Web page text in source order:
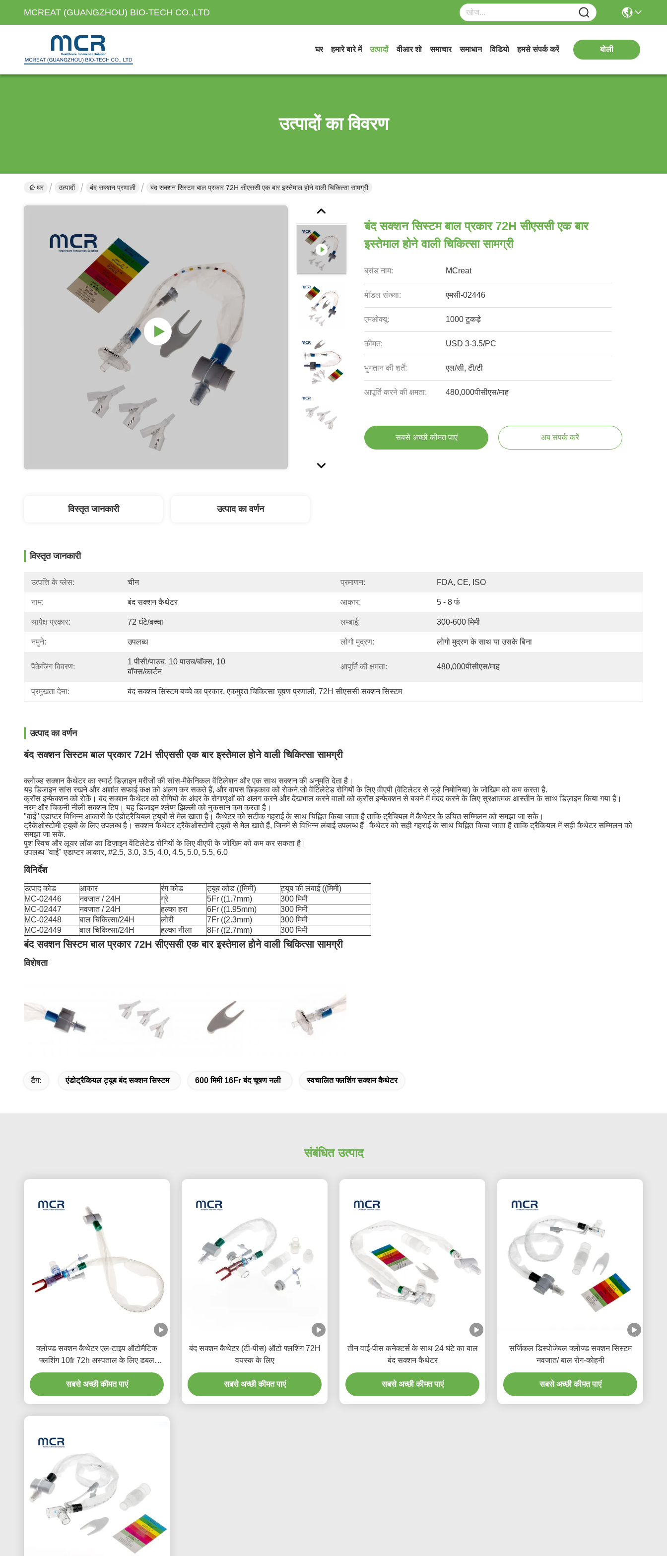
MCREAT (GUANGZHOU) BIO-TECH CO.,LTD
घर हमारे बारे में उत्पादों वीआर शो समाचार समाधान विडियो हमसे संपर्क करें बोली
उत्पादों का विवरण
घर उत्पादों बंद सक्शन प्रणाली बंद सक्शन सिस्टम बाल प्रकार 72H सीएससी एक बार इस्तेमाल होने वाली चिकित्सा सामग्री
बंद सक्शन सिस्टम बाल प्रकार 72H सीएससी एक बार
इस्तेमाल होने वाली चिकित्सा सामग्री
ब्रांड नाम: MCreat
मॉडल संख्या: एमसी-02446
एमओक्यू: 1000 टुकड़े
कीमत: USD 3-3.5/PC
भुगतान की शर्तें: एल/सी, टी/टी
आपूर्ति करने की क्षमता: 480,000पीसीएस/माह
सबसे अच्छी कीमत पाएं अब संपर्क करें
विस्तृत जानकारी उत्पाद का वर्णन
विस्तृत जानकारी
उत्पत्ति के प्लेस: चीन प्रमाणन: FDA, CE, ISO
नाम: बंद सक्शन कैथेटर आकार: 5 - 8 फं
सापेक्ष प्रकार: 72 घंटे/बच्चा लम्बाई: 300-600 मिमी
नमुने: उपलब्ध लोगो मुद्रण: लोगो मुद्रण के साथ या उसके बिना
पैकेजिंग विवरण:
1 पीसी/पाउच, 10 पाउच/बॉक्स, 10
बॉक्स/कार्टन
आपूर्ति की क्षमता: 480,000पीसीएस/माह
प्रमुखता देना: बंद सक्शन सिस्टम बच्चे का प्रकार, एकमुश्त चिकित्सा चूषण प्रणाली, 72H सीएससी सक्शन सिस्टम
उत्पाद का वर्णन
बंद सक्शन सिस्टम बाल प्रकार 72H सीएससी एक बार इस्तेमाल होने वाली चिकित्सा सामग्री
क्लोज्ड सक्शन कैथेटर का स्मार्ट डिज़ाइन मरीजों की सांस-मैकेनिकल वेंटिलेशन और एक साथ सक्शन की अनुमति देता है।
यह डिजाइन सांस रखने और अशांत सफाई कक्ष को अलग कर सकते हैं, और वापस छिड़काव को रोकने,जो वेंटिलेटेड रोगियों के लिए वीएपी (वेंटिलेटर से जुड़े निमोनिया) के जोखिम को कम करता है.
क्रॉस इन्फेक्शन को रोकें। बंद सक्शन कैथेटर को रोगियों के अंदर के रोगाणुओं को अलग करने और देखभाल करने वालों को क्रॉस इन्फेक्शन से बचने में मदद करने के लिए सुरक्षात्मक आस्तीन के साथ डिज़ाइन किया गया है।
नरम और चिकनी नीली सक्शन टिप। यह डिजाइन श्लेष्म झिल्ली को नुकसान कम करता है।
"वाई" एडाप्टर विभिन्न आकारों के एंडोट्रैचियल ट्यूबों से मेल खाता है। कैथेटर को सटीक गहराई के साथ चिह्नित किया जाता है ताकि ट्रैचियल में कैथेटर के उचित सम्मिलन को समझा जा सके।
ट्रैकेओस्टोमी ट्यूबों के लिए उपलब्ध है। सक्शन कैथेटर ट्रैकेओस्टोमी ट्यूबों से मेल खाते हैं, जिनमें से विभिन्न लंबाई उपलब्ध हैं।कैथेटर को सही गहराई के साथ चिह्नित किया जाता है ताकि ट्रैकियल में सही कैथेटर सम्मिलन को
समझा जा सके.
पुश स्विच और लूयर लॉक का डिज़ाइन वेंटिलेटेड रोगियों के लिए वीएपी के जोखिम को कम कर सकता है।
उपलब्ध "वाई" एडाप्टर आकार, #2.5, 3.0, 3.5, 4.0, 4.5, 5.0, 5.5, 6.0
विनिर्देश
उत्पाद कोड आकार रंग कोड ट्यूब कोड ((मिमी)
ट्यूब की लंबाई ((मिमी)
MC-02446
नवजात / 24H ग्रे 5Fr ((1.7mm)
300 मिमी
MC-02447
नवजात / 24H हल्का हरा 6Fr ((1.95mm)
300 मिमी
MC-02448
बाल चिकित्सा/24H लोरी 7Fr ((2.3mm)
300 मिमी
MC-02449
बाल चिकित्सा/24H हल्का नीला 8Fr ((2.7mm) 300 मिमी
बंद सक्शन सिस्टम बाल प्रकार 72H सीएससी एक बार इस्तेमाल होने वाली चिकित्सा सामग्री
विशेषता
टैग: एंडोट्रैकियल ट्यूब बंद सक्शन सिस्टम 600 मिमी 16Fr बंद चूषण नली स्वचालित फ्लशिंग सक्शन कैथेटर
संबंधित उत्पाद
क्लोज्ड सक्शन कैथेटर एल-टाइप ऑटोमैटिक
फ्लशिंग 10fr 72h अस्पताल के लिए डबल
घुमावदार कोहनी
सबसे अच्छी कीमत पाएं
बंद सक्शन कैथेटर (टी-पीस) ऑटो फ्लशिंग 72H
वयस्क के लिए
सबसे अच्छी कीमत पाएं
तीन वाई-पीस कनेक्टर्स के साथ 24 घंटे का बाल
बंद सक्शन कैथेटर
सबसे अच्छी कीमत पाएं
सर्जिकल डिस्पोजेबल क्लोज्ड सक्शन सिस्टम
नवजात/ बाल रोग-कोहनी
सबसे अच्छी कीमत पाएं